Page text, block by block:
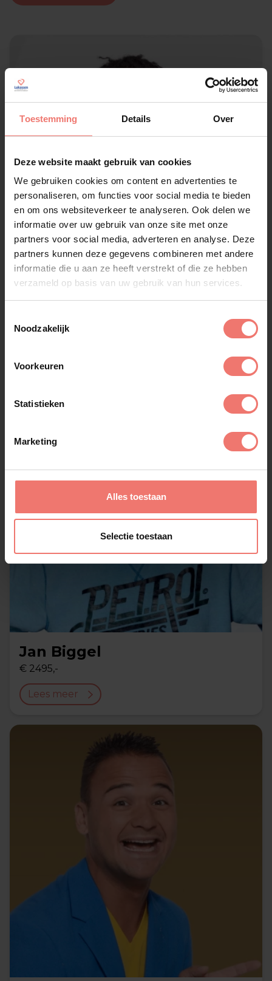
Toestemming Details Over
Deze website maakt gebruik van cookies
We gebruiken cookies om content en advertenties te
personaliseren, om functies voor social media te bieden
en om ons websiteverkeer te analyseren. Ook delen we
informatie over uw gebruik van onze site met onze
partners voor social media, adverteren en analyse. Deze
partners kunnen deze gegevens combineren met andere
informatie die u aan ze heeft verstrekt of die ze hebben
verzameld op basis van uw gebruik van hun services.
Noodzakelijk
Voorkeuren
Statistieken
Marketing
Alles toestaan
Selectie toestaan
Gullie
€ 2495,-
Jan Biggel
€ 2495,-
Lees meer